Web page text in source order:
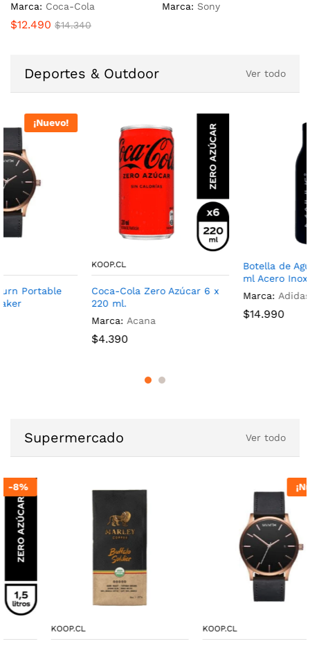
Marca: Coca-Cola
$12.490 $14.340
Marca: Sony
$12.490 $14.340
$12.490 $14.340
Deportes & Outdoor Ver todo
Coca-Cola Zero Azúcar 6 x
220 ml.
Botella de Agua Maihue 550
ml Acero Inoxidable
Marca: Adidas
Supermercado Ver todo